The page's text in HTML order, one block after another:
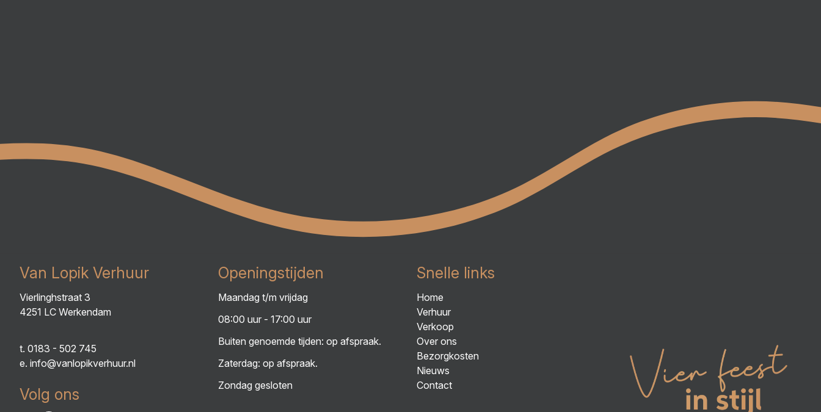
Van Lopik Verhuur
Vierlinghstraat 3
4251 LC Werkendam
t. 0183 - 502 745
e. info@vanlopikverhuur.nl
Volg ons
Openingstijden
Maandag t/m vrijdag
08:00 uur - 17:00 uur
Buiten genoemde tijden: op afspraak.
Zaterdag: op afspraak.
Zondag gesloten
Snelle links
Home
Verhuur
Verkoop
Over ons
Bezorgkosten
Nieuws
Contact